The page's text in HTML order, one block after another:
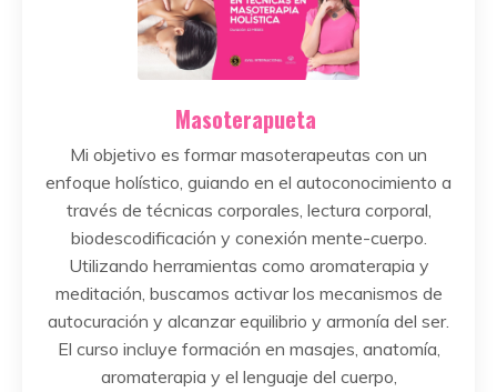
Masoterapueta
Mi objetivo es formar masoterapeutas con un
enfoque holístico, guiando en el autoconocimiento a
través de técnicas corporales, lectura corporal,
biodescodificación y conexión mente-cuerpo.
Utilizando herramientas como aromaterapia y
meditación, buscamos activar los mecanismos de
autocuración y alcanzar equilibrio y armonía del ser.
El curso incluye formación en masajes, anatomía,
aromaterapia y el lenguaje del cuerpo,